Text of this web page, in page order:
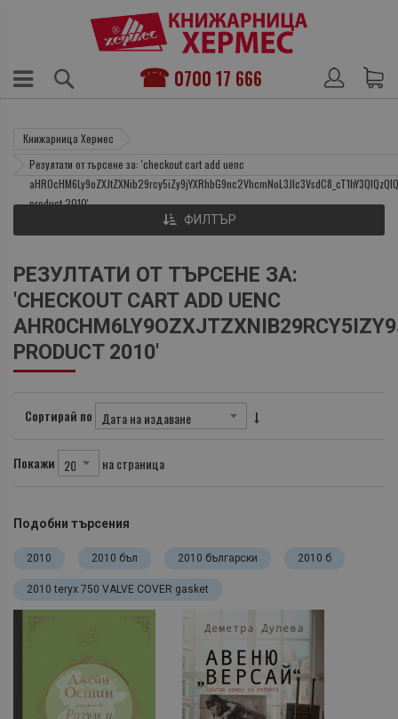
0700 17 666
Книжарница Хермес
Резултати от търсене за: 'checkout cart add uenc
product 2010'
РЕЗУЛТАТИ ОТ ТЪРСЕНЕ ЗА:
'CHECKOUT CART ADD UENC
PRODUCT 2010'
Сортирай по
Покажи на страница
Подобни търсения
2010 2010 бъл 2010 български 2010 б
2010 teryx 750 VALVE COVER gasket
ФИЛТЪР